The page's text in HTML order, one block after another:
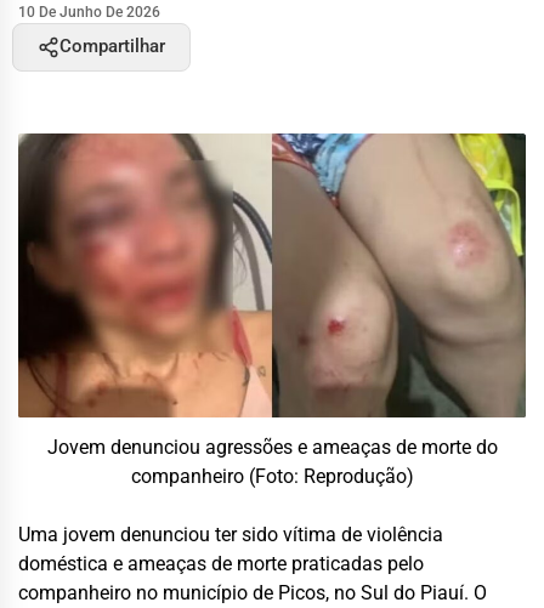
10 De Junho De 2026
Compartilhar
Jovem denunciou agressões e ameaças de morte do
companheiro (Foto: Reprodução)
Uma jovem denunciou ter sido vítima de violência
doméstica e ameaças de morte praticadas pelo
companheiro no município de Picos, no Sul do Piauí. O